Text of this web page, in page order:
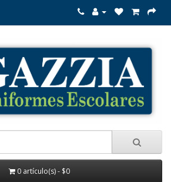
0 artículo(s) - $0